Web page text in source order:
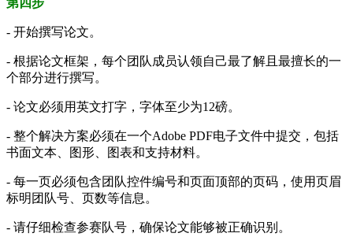
- 开始撰写论文。
- 根据论文框架，每个团队成员认领自己最了解且最擅长的一
个部分进行撰写。
- 论文必须用英文打字，字体至少为12磅。
- 整个解决方案必须在一个Adobe PDF电子文件中提交，包括
书面文本、图形、图表和支持材料。
- 每一页必须包含团队控件编号和页面顶部的页码，使用页眉
标明团队号、页数等信息。
- 请仔细检查参赛队号，确保论文能够被正确识别。